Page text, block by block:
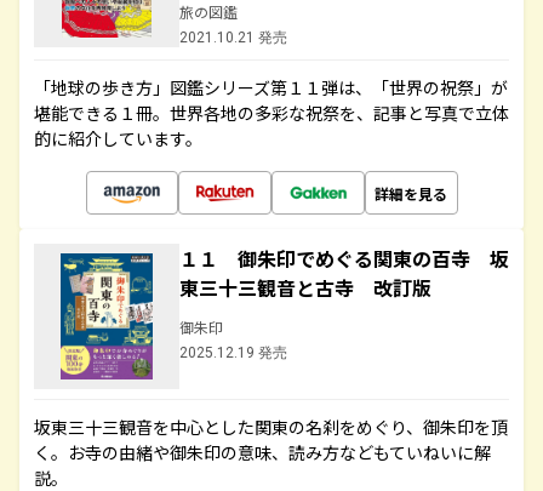
旅の図鑑
2021.10.21 発売
「地球の歩き方」図鑑シリーズ第１１弾は、「世界の祝祭」が
堪能できる１冊。世界各地の多彩な祝祭を、記事と写真で立体
的に紹介しています。
詳細を見る
１１ 御朱印でめぐる関東の百寺 坂
東三十三観音と古寺 改訂版
御朱印
2025.12.19 発売
坂東三十三観音を中心とした関東の名刹をめぐり、御朱印を頂
く。お寺の由緒や御朱印の意味、読み方などもていねいに解
説。